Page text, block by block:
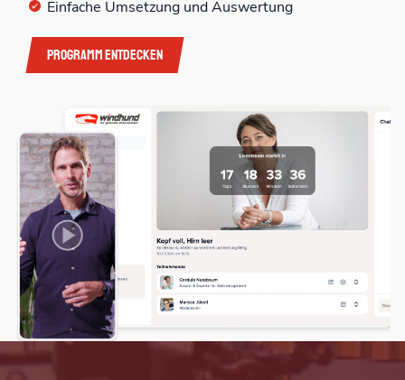
Einfache Umsetzung und Auswertung
Programm entdecken